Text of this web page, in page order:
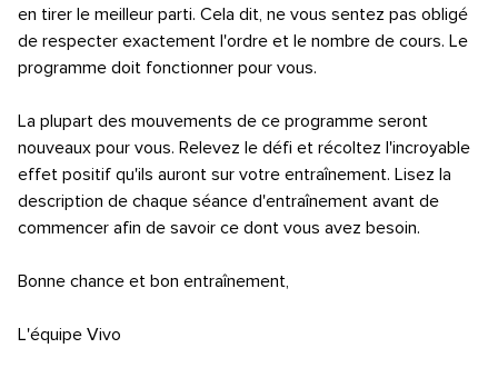
en tirer le meilleur parti. Cela dit, ne vous sentez pas obligé
de respecter exactement l'ordre et le nombre de cours. Le
programme doit fonctionner pour vous.
La plupart des mouvements de ce programme seront
nouveaux pour vous. Relevez le défi et récoltez l'incroyable
effet positif qu'ils auront sur votre entraînement. Lisez la
description de chaque séance d'entraînement avant de
commencer afin de savoir ce dont vous avez besoin.
Bonne chance et bon entraînement,
L'équipe Vivo